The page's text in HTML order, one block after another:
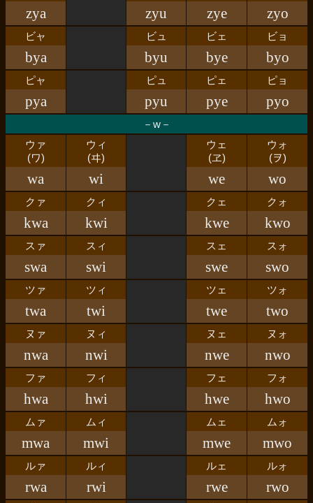
zya zyu zye zyo
ビャ ビュ ビェ ビョ
bya byu bye byo
ピャ ピュ ピェ ピョ
pya pyu pye pyo
－w－
ウァ
(ワ)
ウィ
(ヰ)
ウェ
(ヱ)
ウォ
(ヲ)
wa wi we wo
クァ クィ クェ クォ
kwa kwi kwe kwo
スァ スィ スェ スォ
swa swi swe swo
ツァ ツィ ツェ ツォ
twa twi twe two
ヌァ ヌィ ヌェ ヌォ
nwa nwi nwe nwo
ファ フィ フェ フォ
hwa hwi hwe hwo
ムァ ムィ ムェ ムォ
mwa mwi mwe mwo
ルァ ルィ ルェ ルォ
rwa rwi rwe rwo